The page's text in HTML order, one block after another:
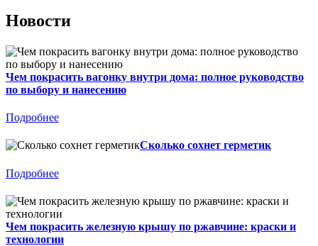
Новости
Чем покрасить вагонку внутри дома: полное руководство
по выбору и нанесению
Подробнее
Сколько сохнет герметик
Подробнее
Чем покрасить железную крышу по ржавчине: краски и
технологии